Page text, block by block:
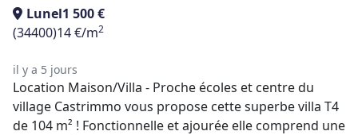
Lunel1 500 €
(34400)14 €/m2
il y a 5 jours
Location Maison/Villa - Proche écoles et centre du
village Castrimmo vous propose cette superbe villa T4
de 104 m² ! Fonctionnelle et ajourée elle comprend une